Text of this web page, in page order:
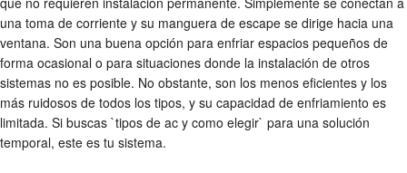
una toma de corriente y su manguera de escape se dirige hacia una
ventana. Son una buena opción para enfriar espacios pequeños de
forma ocasional o para situaciones donde la instalación de otros
sistemas no es posible. No obstante, son los menos eficientes y los
más ruidosos de todos los tipos, y su capacidad de enfriamiento es
limitada. Si buscas `tipos de ac y como elegir` para una solución
temporal, este es tu sistema.